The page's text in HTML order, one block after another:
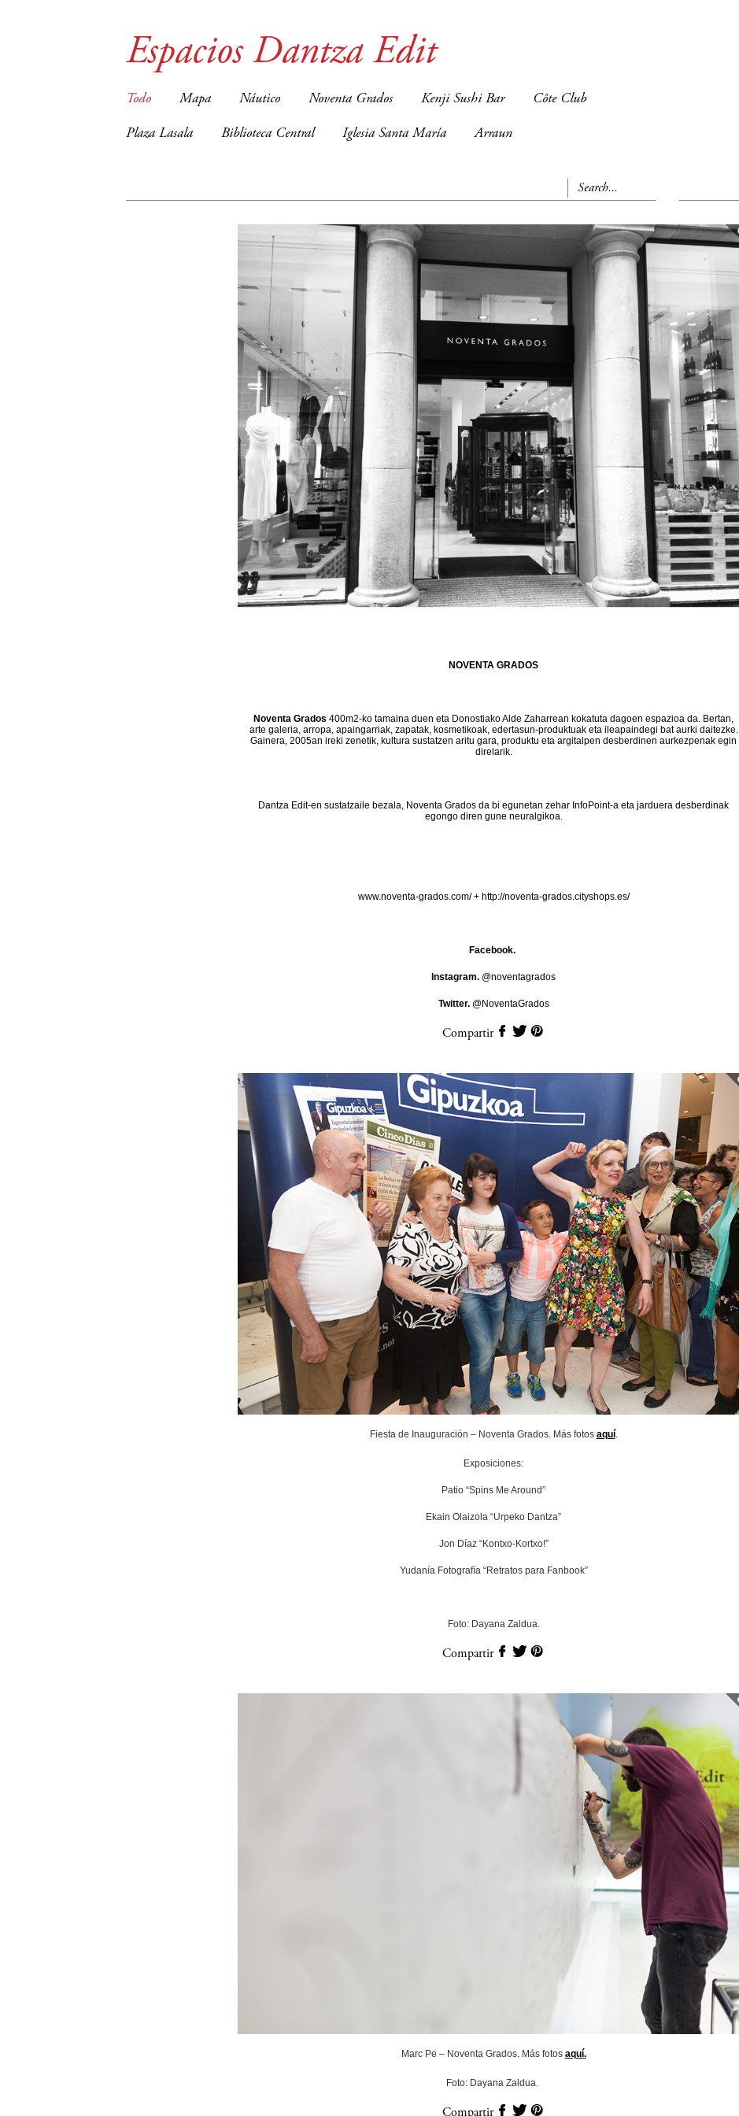
Espacios Dantza Edit
Todo Mapa Náutico Noventa Grados Kenji Sushi Bar Côte Club
Plaza Lasala Biblioteca Central Iglesia Santa María Arraun
NOVENTA GRADOS
Noventa Grados 400m2-ko tamaina duen eta Donostiako Alde Zaharrean kokatuta dagoen espazioa da. Bertan,
arte galeria, arropa, apaingarriak, zapatak, kosmetikoak, edertasun-produktuak eta ileapaindegi bat aurki daitezke.
Gainera, 2005an ireki zenetik, kultura sustatzen aritu gara, produktu eta argitalpen desberdinen aurkezpenak egin
direlarik.
Dantza Edit-en sustatzaile bezala, Noventa Grados da bi egunetan zehar InfoPoint-a eta jarduera desberdinak
egongo diren gune neuralgikoa.
www.noventa-grados.com/+http://noventa-grados.cityshops.es/
Facebook.
Instagram. @noventagrados
Twitter.@NoventaGrados
Compartir
Fiesta de Inauguración – Noventa Grados. Más fotos aquí.
Exposiciones:
Patio “Spins Me Around”
Ekain Olaizola “Urpeko Dantza”
Jon Díaz “Kontxo-Kortxo!”
Yudanía Fotografía “Retratos para Fanbook”
Foto: Dayana Zaldua.
Compartir
Marc Pe – Noventa Grados. Más fotos aquí.
Foto: Dayana Zaldua.
Compartir